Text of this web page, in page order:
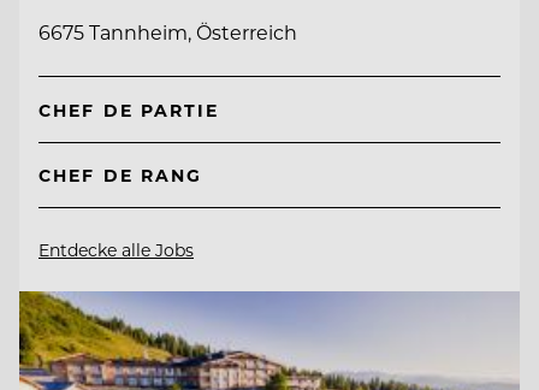
6675 Tannheim, Österreich
CHEF DE PARTIE
CHEF DE RANG
Entdecke alle Jobs